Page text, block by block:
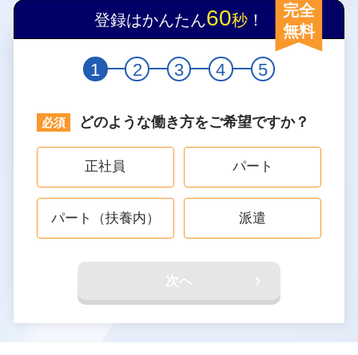
登録はかんたん60秒 ！
完全
無料
1 2 3 4 5
どのような働き方をご希望ですか？
正社員 パート
パート（扶養内） 派遣
次へ